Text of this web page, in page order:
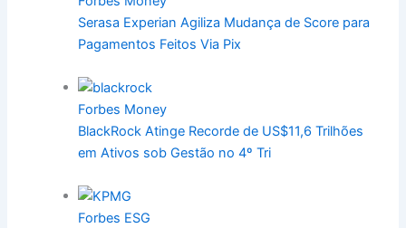
Serasa Experian Agiliza Mudança de Score para
Pagamentos Feitos Via Pix
Forbes Money
BlackRock Atinge Recorde de US$11,6 Trilhões
em Ativos sob Gestão no 4º Tri
Forbes ESG